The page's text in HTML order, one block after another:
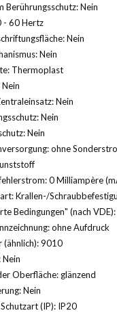
Berührungsschutz: Nein
- 60 Hertz
Nein
Nein
Thermoplast
Nein
Nein
Nein
ohne
0 Milliampère
Krallen-/
Bedingungen" (nach VDE):
ohne Aufdruck
(ähnlich): 9010
Oberfläche: glänzend
Nein
(IP): IP20